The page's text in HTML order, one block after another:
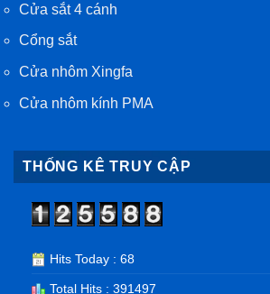
Cửa sắt 4 cánh
Cổng sắt
Cửa nhôm Xingfa
Cửa nhôm kính PMA
THỐNG KÊ TRUY CẬP
Hits Today : 68
Total Hits : 391497